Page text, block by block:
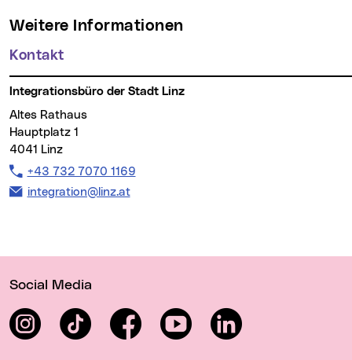
Weitere Informationen
Kontakt
Integrationsbüro der Stadt Linz
Altes Rathaus
Hauptplatz 1
4041 Linz
Telefon:
+43 732 7070 1169
E-Mail Adresse:
integration@linz.at
Social Media
InstagramTikTok FacebookYouTube LinkedIn